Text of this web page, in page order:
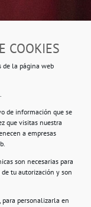
COOKIES
de la página web
de información que se
que visitas nuestra
a empresas
son necesarias para
tu autorización y son
para personalizarla en
Madrid